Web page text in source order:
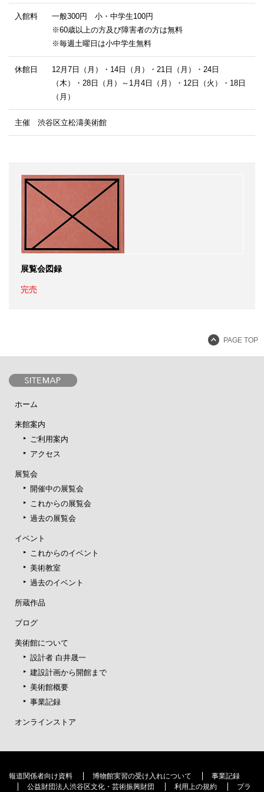
入館料
一般300円 小・中学生100円
※60歳以上の方及び障害者の方は無料
※毎週土曜日は小中学生無料
休館日
12月7日（月）・14日（月）・21日（月）・24日
（木）・28日（月）～1月4日（月）・12日（火）・18日
（月）
主催 渋谷区立松濤美術館
展覧会図録
完売
PAGE TOP
ホーム
来館案内
ご利用案内
アクセス
展覧会
開催中の展覧会
これからの展覧会
過去の展覧会
イベント
これからのイベント
美術教室
過去のイベント
所蔵作品
ブログ
美術館について
設計者 白井晟一
建設計画から開館まで
美術館概要
事業記録
オンラインストア
報道関係者向け資料 博物館実習の受け入れについて
事業記録
公益財団法人渋谷区文化・芸術振興財団
利用上の規約 プラ